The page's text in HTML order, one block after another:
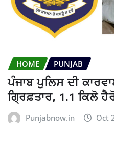
HOME PUNJAB
ਪੰਜਾਬ ਪੁਲਿਸ ਦੀ
ਗ੍ਰਿਫ਼ਤਾਰ, 1.1 ਕਿਲੋ
Punjabnow.in Oct